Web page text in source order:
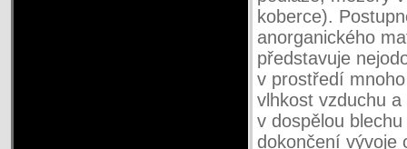
koberce).
anorganického
představuje
v prostředí
vlhkost vzduchu
v dospělou
dokončení vývoje